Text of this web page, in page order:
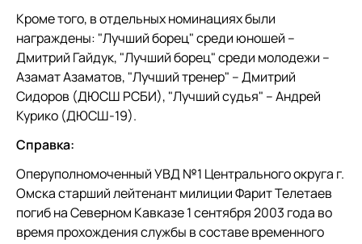
Кроме того, в отдельных номинациях были
награждены: "Лучший борец" среди юношей –
Дмитрий Гайдук, "Лучший борец" среди молодежи –
Азамат Азаматов, "Лучший тренер" – Дмитрий
Сидоров (ДЮСШ РСБИ), "Лучший судья" – Андрей
Курико (ДЮСШ-19).
Справка:
Оперуполномоченный УВД №1 Центрального округа г.
Омска старший лейтенант милиции Фарит Телетаев
погиб на Северном Кавказе 1 сентября 2003 года во
время прохождения службы в составе временного